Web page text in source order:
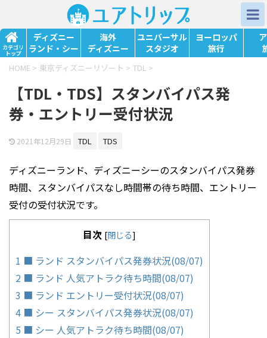
カテゴリ
トップ
ディズニー
ランド・シー
海外
ディズニー
ユニバーサル
スタジオ
ヨーロッパ
旅行
HOME > 東京ディズニーリゾート > TDL >
【TDL・TDS】スタンバイパス発
券・エントリー受付状況
2021年12月29日 TDL TDS
ディズニーランド、ディズニーシーのスタンバイパス発券
時間、スタンバイパスなし時間帯の待ち時間、エントリー
受付の受付状況です。
目次 [閉じる]
1 ■ ランド スタンバイパス発券状況(08/07)
2 ■ ランド 人気アトラク待ち時間(08/07)
3 ■ ランド エントリー受付状況(08/07)
4 ■ シー スタンバイパス発券状況(08/07)
5 ■ シー 人気アトラク待ち時間(08/07)